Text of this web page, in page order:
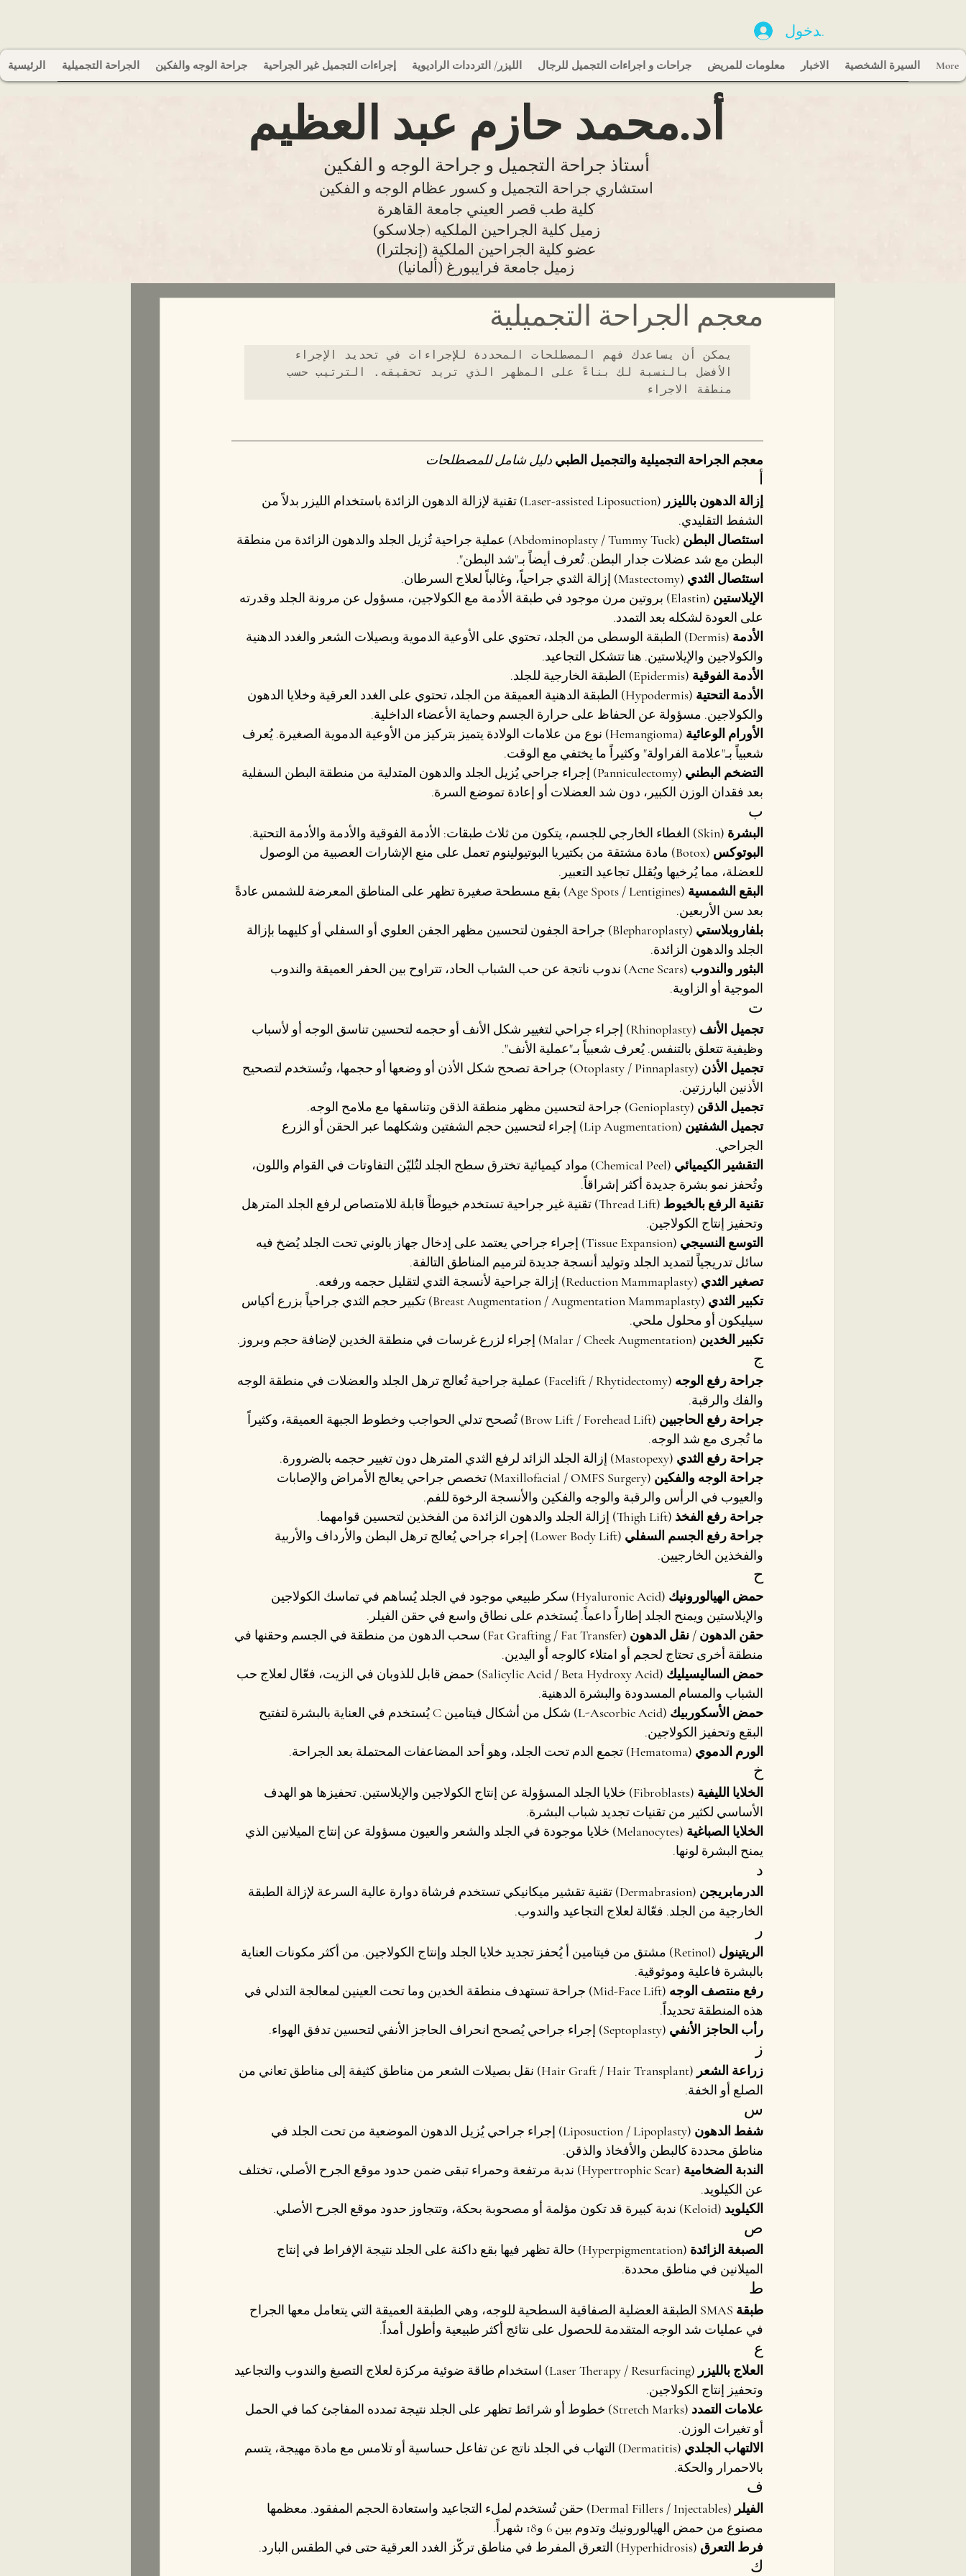
تسجيل الدخول
الرئيسية الجراحة التجميلية جراحة الوجه والفكين إجراءات التجميل غير الجراحية الليزر/ الترددات الراديوية جراحات و اجراءات التجميل للرجال معلومات للمريض الاخبار السيرة الشخصية More
أد.محمد حازم عبد العظيم
أستاذ جراحة التجميل و جراحة الوجه و الفكين
استشاري جراحة التجميل و كسور عظام الوجه و الفكين
كلية طب قصر العيني جامعة القاهرة
(زميلكلية الجراحين الملكيه (جلاسكو
(عضو كلية الجراحين الملكية (إنجلترا
(زميل جامعة فرايبورغ (ألمانيا
معجم الجراحة التجميلية
منطقة الاجراء
معجم الجراحة التجميلية والتجميل الطبي دليل شامل للمصطلحات
أ
إزالة الدهون بالليزر (Laser-assisted Liposuction)
تقنية لإزالة الدهون الزائدة باستخدام الليزر بدلاً من
الشفط التقليدي.
استئصال البطن (Abdominoplasty / Tummy Tuck)
عملية جراحية تُزيل الجلد والدهون الزائدة من منطقة
البطن مع شد عضلات جدار البطن. تُعرف أيضاً بـ"شد البطن".
استئصال الثدي (Mastectomy)
إزالة الثدي جراحياً، وغالباً لعلاج السرطان.
الإيلاستين (Elastin)
بروتين مرن موجود في طبقة الأدمة مع الكولاجين، مسؤول عن مرونة الجلد وقدرته
على العودة لشكله بعد التمدد.
الأدمة (Dermis)
الطبقة الوسطى من الجلد، تحتوي على الأوعية الدموية وبصيلات الشعر والغدد الدهنية
والكولاجين والإيلاستين. هنا تتشكل التجاعيد.
الأدمة الفوقية (Epidermis)
الطبقة الخارجية للجلد.
الأدمة التحتية (Hypodermis)
الطبقة الدهنية العميقة من الجلد، تحتوي على الغدد العرقية وخلايا الدهون
والكولاجين. مسؤولة عن الحفاظ على حرارة الجسم وحماية الأعضاء الداخلية.
الأورام الوعائية (Hemangioma)
نوع من علامات الولادة يتميز بتركيز من الأوعية الدموية الصغيرة. يُعرف
شعبياً بـ"علامة الفراولة" وكثيراً ما يختفي مع الوقت.
التضخم البطني (Panniculectomy)
إجراء جراحي يُزيل الجلد والدهون المتدلية من منطقة البطن السفلية
بعد فقدان الوزن الكبير، دون شد العضلات أو إعادة تموضع السرة.
ب
البشرة (Skin)
الغطاء الخارجي للجسم، يتكون من ثلاث طبقات: الأدمة الفوقية والأدمة والأدمة التحتية.
البوتوكس (Botox)
مادة مشتقة من بكتيريا البوتيولينوم تعمل على منع الإشارات العصبية من الوصول
للعضلة، مما يُرخيها ويُقلل تجاعيد التعبير.
البقع الشمسية (Age Spots / Lentigines)
بقع مسطحة صغيرة تظهر على المناطق المعرضة للشمس عادةً
بعد سن الأربعين.
بلفاروبلاستي (Blepharoplasty)
جراحة الجفون لتحسين مظهر الجفن العلوي أو السفلي أو كليهما بإزالة
الجلد والدهون الزائدة.
البثور والندوب (Acne Scars)
ندوب ناتجة عن حب الشباب الحاد، تتراوح بين الحفر العميقة والندوب
الموجية أو الزاوية.
ت
تجميل الأنف (Rhinoplasty)
إجراء جراحي لتغيير شكل الأنف أو حجمه لتحسين تناسق الوجه أو لأسباب
وظيفية تتعلق بالتنفس. يُعرف شعبياً بـ"عملية الأنف".
تجميل الأذن (Otoplasty / Pinnaplasty)
جراحة تصحح شكل الأذن أو وضعها أو حجمها، وتُستخدم لتصحيح
الأذنين البارزتين.
تجميل الذقن (Genioplasty)
جراحة لتحسين مظهر منطقة الذقن وتناسقها مع ملامح الوجه.
تجميل الشفتين (Lip Augmentation)
إجراء لتحسين حجم الشفتين وشكلهما عبر الحقن أو الزرع
الجراحي.
التقشير الكيميائي (Chemical Peel)
مواد كيميائية تخترق سطح الجلد لتُليّن التفاوتات في القوام واللون،
وتُحفز نمو بشرة جديدة أكثر إشراقاً.
تقنية الرفع بالخيوط (Thread Lift)
تقنية غير جراحية تستخدم خيوطاً قابلة للامتصاص لرفع الجلد المترهل
وتحفيز إنتاج الكولاجين.
التوسع النسيجي (Tissue Expansion)
إجراء جراحي يعتمد على إدخال جهاز بالوني تحت الجلد يُضخ فيه
سائل تدريجياً لتمديد الجلد وتوليد أنسجة جديدة لترميم المناطق التالفة.
تصغير الثدي (Reduction Mammaplasty)
إزالة جراحية لأنسجة الثدي لتقليل حجمه ورفعه.
تكبير الثدي (Breast Augmentation / Augmentation Mammaplasty)
تكبير حجم الثدي جراحياً بزرع أكياس
سيليكون أو محلول ملحي.
تكبير الخدين (Malar / Cheek Augmentation)
إجراء لزرع غرسات في منطقة الخدين لإضافة حجم وبروز.
ج
جراحة رفع الوجه (Facelift / Rhytidectomy)
عملية جراحية تُعالج ترهل الجلد والعضلات في منطقة الوجه
والفك والرقبة.
جراحة رفع الحاجبين (Brow Lift / Forehead Lift)
تُصحح تدلي الحواجب وخطوط الجبهة العميقة، وكثيراً
ما تُجرى مع شد الوجه.
جراحة رفع الثدي (Mastopexy)
إزالة الجلد الزائد لرفع الثدي المترهل دون تغيير حجمه بالضرورة.
جراحة الوجه والفكين (Maxillofacial / OMFS Surgery)
تخصص جراحي يعالج الأمراض والإصابات
والعيوب في الرأس والرقبة والوجه والفكين والأنسجة الرخوة للفم.
جراحة رفع الفخذ (Thigh Lift)
إزالة الجلد والدهون الزائدة من الفخذين لتحسين قوامهما.
جراحة رفع الجسم السفلي (Lower Body Lift)
إجراء جراحي يُعالج ترهل البطن والأرداف والأربية
والفخذين الخارجيين.
ح
حمض الهيالورونيك (Hyaluronic Acid)
سكر طبيعي موجود في الجلد يُساهم في تماسك الكولاجين
والإيلاستين ويمنح الجلد إطاراً داعماً. يُستخدم على نطاق واسع في حقن الفيلر.
حقن الدهون / نقل الدهون (Fat Grafting / Fat Transfer)
سحب الدهون من منطقة في الجسم وحقنها في
منطقة أخرى تحتاج لحجم أو امتلاء كالوجه أو اليدين.
حمض الساليسيليك (Salicylic Acid / Beta Hydroxy Acid)
حمض قابل للذوبان في الزيت، فعّال لعلاج حب
الشباب والمسام المسدودة والبشرة الدهنية.
حمض الأسكوربيك (L-Ascorbic Acid)
شكل من أشكال فيتامين C يُستخدم في العناية بالبشرة لتفتيح
البقع وتحفيز الكولاجين.
الورم الدموي (Hematoma)
تجمع الدم تحت الجلد، وهو أحد المضاعفات المحتملة بعد الجراحة.
خ
الخلايا الليفية (Fibroblasts)
خلايا الجلد المسؤولة عن إنتاج الكولاجين والإيلاستين. تحفيزها هو الهدف
الأساسي لكثير من تقنيات تجديد شباب البشرة.
الخلايا الصباغية (Melanocytes)
خلايا موجودة في الجلد والشعر والعيون مسؤولة عن إنتاج الميلانين الذي
يمنح البشرة لونها.
د
الدرمابريجن (Dermabrasion)
تقنية تقشير ميكانيكي تستخدم فرشاة دوارة عالية السرعة لإزالة الطبقة
الخارجية من الجلد. فعّالة لعلاج التجاعيد والندوب.
ر
الريتينول (Retinol)
مشتق من فيتامين أ يُحفز تجديد خلايا الجلد وإنتاج الكولاجين. من أكثر مكونات العناية
بالبشرة فاعلية وموثوقية.
رفع منتصف الوجه (Mid-Face Lift)
جراحة تستهدف منطقة الخدين وما تحت العينين لمعالجة التدلي في
هذه المنطقة تحديداً.
رأب الحاجز الأنفي (Septoplasty)
إجراء جراحي يُصحح انحراف الحاجز الأنفي لتحسين تدفق الهواء.
ز
زراعة الشعر (Hair Graft / Hair Transplant)
نقل بصيلات الشعر من مناطق كثيفة إلى مناطق تعاني من
الصلع أو الخفة.
س
شفط الدهون (Liposuction / Lipoplasty)
إجراء جراحي يُزيل الدهون الموضعية من تحت الجلد في
مناطق محددة كالبطن والأفخاذ والذقن.
الندبة الضخامية (Hypertrophic Scar)
ندبة مرتفعة وحمراء تبقى ضمن حدود موقع الجرح الأصلي، تختلف
عن الكيلويد.
الكيلويد (Keloid)
ندبة كبيرة قد تكون مؤلمة أو مصحوبة بحكة، وتتجاوز حدود موقع الجرح الأصلي.
ص
الصبغة الزائدة (Hyperpigmentation)
حالة تظهر فيها بقع داكنة على الجلد نتيجة الإفراط في إنتاج
الميلانين في مناطق محددة.
ط
طبقة SMAS
الطبقة العضلية الصفاقية السطحية للوجه، وهي الطبقة العميقة التي يتعامل معها الجراح
في عمليات شد الوجه المتقدمة للحصول على نتائج أكثر طبيعية وأطول أمداً.
ع
العلاج بالليزر (Laser Therapy / Resurfacing)
استخدام طاقة ضوئية مركزة لعلاج التصبغ والندوب والتجاعيد
وتحفيز إنتاج الكولاجين.
علامات التمدد (Stretch Marks)
خطوط أو شرائط تظهر على الجلد نتيجة تمدده المفاجئ كما في الحمل
أو تغيرات الوزن.
الالتهاب الجلدي (Dermatitis)
التهاب في الجلد ناتج عن تفاعل حساسية أو تلامس مع مادة مهيجة، يتسم
بالاحمرار والحكة.
ف
الفيلر (Dermal Fillers / Injectables)
حقن تُستخدم لملء التجاعيد واستعادة الحجم المفقود. معظمها
مصنوع من حمض الهيالورونيك وتدوم بين 6 و18 شهراً.
فرط التعرق (Hyperhidrosis)
التعرق المفرط في مناطق تركّز الغدد العرقية حتى في الطقس البارد.
ك